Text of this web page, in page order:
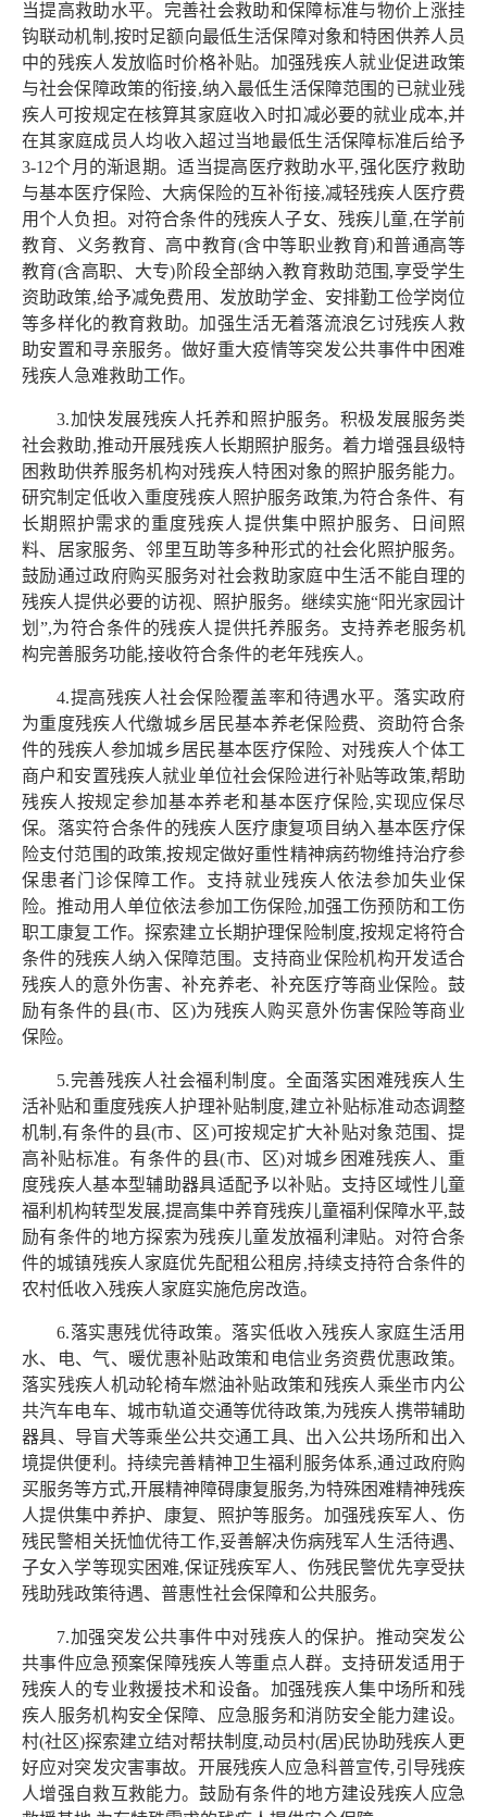
当提高救助水平。完善社会救助和保障标准与物价上涨挂
钩联动机制,按时足额向最低生活保障对象和特困供养人员
中的残疾人发放临时价格补贴。加强残疾人就业促进政策
与社会保障政策的衔接,纳入最低生活保障范围的已就业残
疾人可按规定在核算其家庭收入时扣减必要的就业成本,并
在其家庭成员人均收入超过当地最低生活保障标准后给予
3-12个月的渐退期。适当提高医疗救助水平,强化医疗救助
与基本医疗保险、大病保险的互补衔接,减轻残疾人医疗费
用个人负担。对符合条件的残疾人子女、残疾儿童,在学前
教育、义务教育、高中教育(含中等职业教育)和普通高等
教育(含高职、大专)阶段全部纳入教育救助范围,享受学生
资助政策,给予减免费用、发放助学金、安排勤工俭学岗位
等多样化的教育救助。加强生活无着落流浪乞讨残疾人救
助安置和寻亲服务。做好重大疫情等突发公共事件中困难
残疾人急难救助工作。
3.加快发展残疾人托养和照护服务。积极发展服务类
社会救助,推动开展残疾人长期照护服务。着力增强县级特
困救助供养服务机构对残疾人特困对象的照护服务能力。
研究制定低收入重度残疾人照护服务政策,为符合条件、有
长期照护需求的重度残疾人提供集中照护服务、日间照
料、居家服务、邻里互助等多种形式的社会化照护服务。
鼓励通过政府购买服务对社会救助家庭中生活不能自理的
残疾人提供必要的访视、照护服务。继续实施“阳光家园计
划”,为符合条件的残疾人提供托养服务。支持养老服务机
构完善服务功能,接收符合条件的老年残疾人。
4.提高残疾人社会保险覆盖率和待遇水平。落实政府
为重度残疾人代缴城乡居民基本养老保险费、资助符合条
件的残疾人参加城乡居民基本医疗保险、对残疾人个体工
商户和安置残疾人就业单位社会保险进行补贴等政策,帮助
残疾人按规定参加基本养老和基本医疗保险,实现应保尽
保。落实符合条件的残疾人医疗康复项目纳入基本医疗保
险支付范围的政策,按规定做好重性精神病药物维持治疗参
保患者门诊保障工作。支持就业残疾人依法参加失业保
险。推动用人单位依法参加工伤保险,加强工伤预防和工伤
职工康复工作。探索建立长期护理保险制度,按规定将符合
条件的残疾人纳入保障范围。支持商业保险机构开发适合
残疾人的意外伤害、补充养老、补充医疗等商业保险。鼓
励有条件的县(市、区)为残疾人购买意外伤害保险等商业
保险。
5.完善残疾人社会福利制度。全面落实困难残疾人生
活补贴和重度残疾人护理补贴制度,建立补贴标准动态调整
机制,有条件的县(市、区)可按规定扩大补贴对象范围、提
高补贴标准。有条件的县(市、区)对城乡困难残疾人、重
度残疾人基本型辅助器具适配予以补贴。支持区域性儿童
福利机构转型发展,提高集中养育残疾儿童福利保障水平,鼓
励有条件的地方探索为残疾儿童发放福利津贴。对符合条
件的城镇残疾人家庭优先配租公租房,持续支持符合条件的
农村低收入残疾人家庭实施危房改造。
6.落实惠残优待政策。落实低收入残疾人家庭生活用
水、电、气、暖优惠补贴政策和电信业务资费优惠政策。
落实残疾人机动轮椅车燃油补贴政策和残疾人乘坐市内公
共汽车电车、城市轨道交通等优待政策,为残疾人携带辅助
器具、导盲犬等乘坐公共交通工具、出入公共场所和出入
境提供便利。持续完善精神卫生福利服务体系,通过政府购
买服务等方式,开展精神障碍康复服务,为特殊困难精神残疾
人提供集中养护、康复、照护等服务。加强残疾军人、伤
残民警相关抚恤优待工作,妥善解决伤病残军人生活待遇、
子女入学等现实困难,保证残疾军人、伤残民警优先享受扶
残助残政策待遇、普惠性社会保障和公共服务。
7.加强突发公共事件中对残疾人的保护。推动突发公
共事件应急预案保障残疾人等重点人群。支持研发适用于
残疾人的专业救援技术和设备。加强残疾人集中场所和残
疾人服务机构安全保障、应急服务和消防安全能力建设。
村(社区)探索建立结对帮扶制度,动员村(居)民协助残疾人更
好应对突发灾害事故。开展残疾人应急科普宣传,引导残疾
人增强自救互救能力。鼓励有条件的地方建设残疾人应急